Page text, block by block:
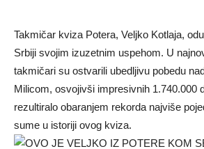
Takmičar kviza Potera, Veljko Kotlaja,
Srbiji svojim izuzetnim uspehom. U
takmičari su ostvarili ubedljivu pobedu
Milicom, osvojivši impresivnih 1.740.000
rezultiralo obaranjem rekorda najviše
sume u istoriji ovog kviza.